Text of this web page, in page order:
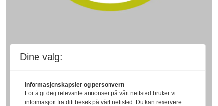
Dine valg:
Informasjonskapsler og personvern
For å gi deg relevante annonser på vårt nettsted bruker vi
informasjon fra ditt besøk på vårt nettsted. Du kan reservere